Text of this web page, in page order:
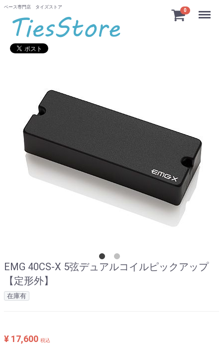
ベース専門店 タイズストア
0 Menu
EMG 40CS-X 5弦デュアルコイルピックアップ
【定形外】
在庫有
¥ 17,600 税込